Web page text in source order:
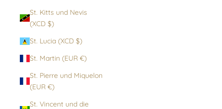
St. Kitts und Nevis
(XCD $)
St. Lucia (XCD $)
St. Martin (EUR €)
St. Pierre und Miquelon
(EUR €)
St. Vincent und die